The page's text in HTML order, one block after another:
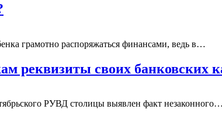
грамотно распоряжаться финансами, ведь в…
реквизиты своих банковских
РУВД столицы выявлен факт незаконного…